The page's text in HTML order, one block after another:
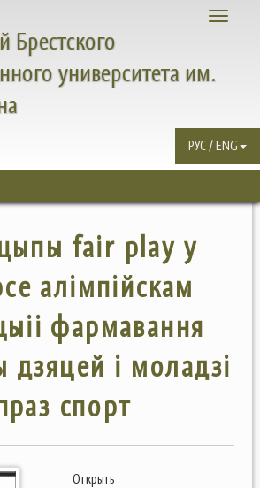
Toggle
Брестского
университета им.
РУС / ENG
fair play у
алiмпiйскам
фармавання
дзяцей i моладзi
спорт
Открыть